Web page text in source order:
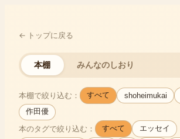
← トップに戻る
本棚 みんなのしおり
本棚で絞り込む： すべて shoheimukai
作田優
本のタグで絞り込む： すべて
エッセイ